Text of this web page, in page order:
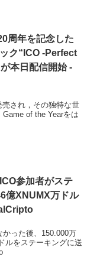
周年を記念した
ク“ ICO -Perfect
本日配信開始 -
売され，その独特な世
of the Yearをは
ICO参加者がステ
億XNUMX万ドル
った後、150.000万
ルをステーキングに送